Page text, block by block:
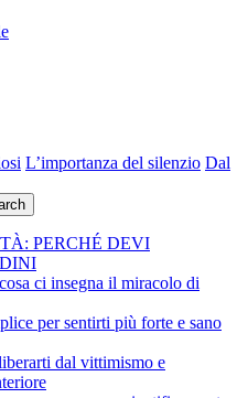
L’importanza del silenzio Dal
PERCHÉ DEVI
ci insegna il miracolo di
per sentirti più forte e sano
dal vittimismo e